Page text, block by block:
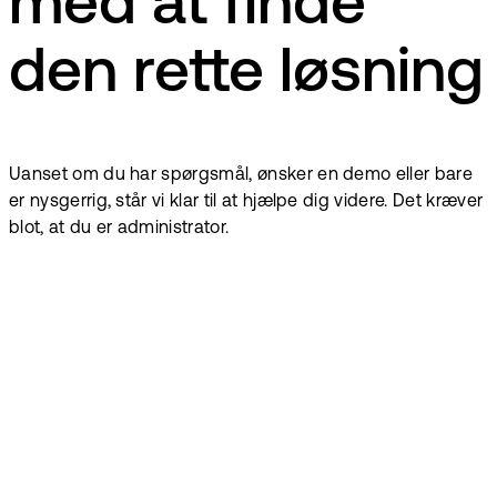
den rette løsning
Uanset om du har spørgsmål, ønsker en demo eller bare
er nysgerrig, står vi klar til at hjælpe dig videre. Det kræver
blot, at du er administrator.